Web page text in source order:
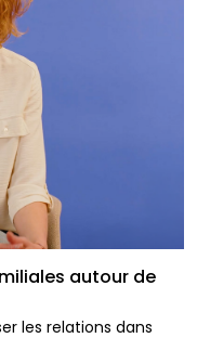
autour de
les relations dans